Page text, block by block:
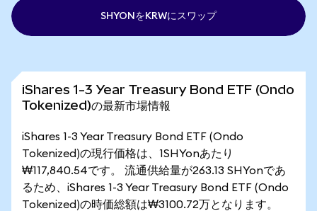
SHYONをKRWにスワップ
iShares 1-3 Year Treasury Bond ETF (Ondo
Tokenized)の最新市場情報
iShares 1-3 Year Treasury Bond ETF (Ondo
Tokenized)の現行価格は、1SHYonあたり
₩117,840.54です。 流通供給量が263.13 SHYonであ
るため、iShares 1-3 Year Treasury Bond ETF (Ondo
Tokenized)の時価総額は₩3100.72万となります。